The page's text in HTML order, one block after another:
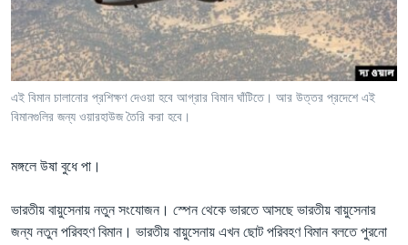
Learning English
FOLLOW US
অন্য ভাষায় ওয়েব সাইট
এই বিমান চালানোর প্রশিক্ষণ দেওয়া হবে আগ্রার বিমান ঘাঁটিতে। আর উত্তর প্রদেশে এই
বিমানগুলির জন্য ওয়ারহাউজ তৈরি করা হবে।
মঙ্গলে উষা বুধে পা।
ভারতীয় বায়ুসেনায় নতুন সংযোজন। স্পেন থেকে ভারতে আসছে ভারতীয় বায়ুসেনার
জন্য নতুন পরিবহণ বিমান। ভারতীয় বায়ুসেনায় এখন ছোট পরিবহণ বিমান বলতে পুরনো